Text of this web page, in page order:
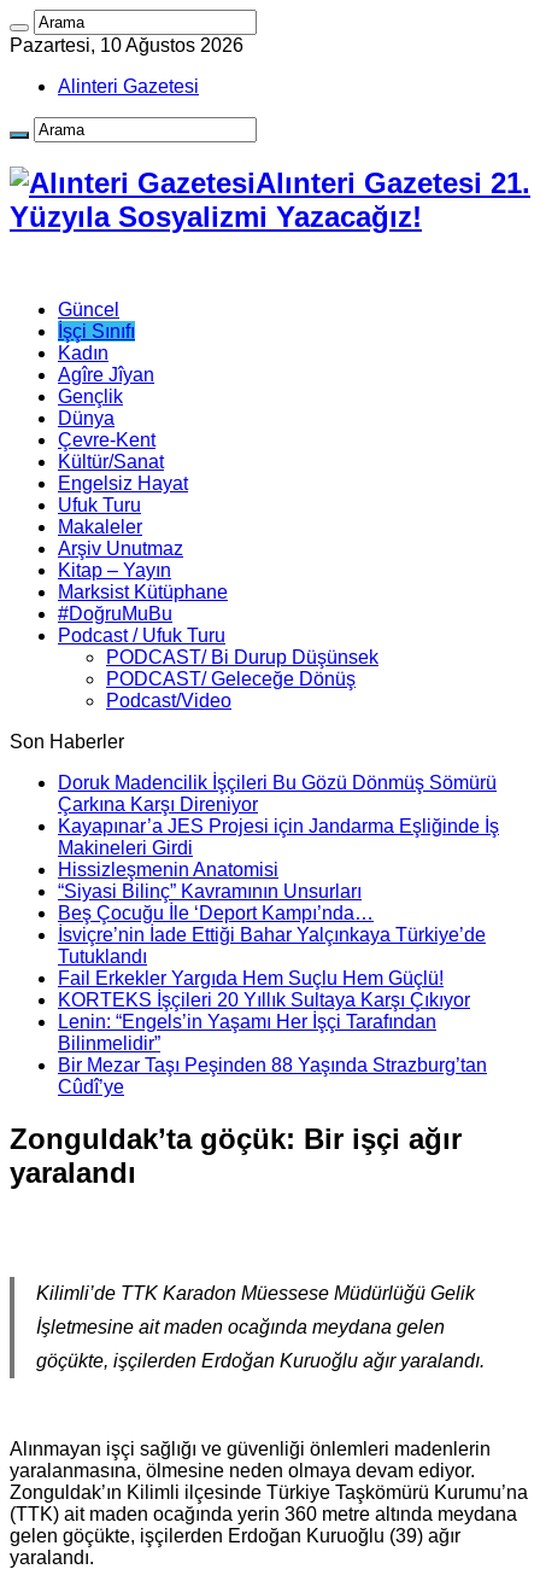
Pazartesi, 10 Ağustos 2026
Alinteri Gazetesi
Alınteri Gazetesi 21.
Yüzyıla Sosyalizmi Yazacağız!
Güncel
İşçi Sınıfı
Kadın
Agîre Jîyan
Gençlik
Dünya
Çevre-Kent
Kültür/Sanat
Engelsiz Hayat
Ufuk Turu
Makaleler
Arşiv Unutmaz
Kitap – Yayın
Marksist Kütüphane
#DoğruMuBu
Podcast / Ufuk Turu
PODCAST/ Bi Durup Düşünsek
PODCAST/ Geleceğe Dönüş
Podcast/Video
Son Haberler
Doruk Madencilik İşçileri Bu Gözü Dönmüş Sömürü
Çarkına Karşı Direniyor
Kayapınar’a JES Projesi için Jandarma Eşliğinde İş
Makineleri Girdi
Hissizleşmenin Anatomisi
“Siyasi Bilinç” Kavramının Unsurları
Beş Çocuğu İle ‘Deport Kampı’nda…
İsviçre’nin İade Ettiği Bahar Yalçınkaya Türkiye’de
Tutuklandı
Fail Erkekler Yargıda Hem Suçlu Hem Güçlü!
KORTEKS İşçileri 20 Yıllık Sultaya Karşı Çıkıyor
Lenin: “Engels’in Yaşamı Her İşçi Tarafından
Bilinmelidir”
Bir Mezar Taşı Peşinden 88 Yaşında Strazburg’tan
Cûdî’ye
Zonguldak’ta göçük: Bir işçi ağır
yaralandı
Kilimli’de TTK Karadon Müessese Müdürlüğü Gelik
İşletmesine ait maden ocağında meydana gelen
göçükte, işçilerden Erdoğan Kuruoğlu ağır yaralandı.
Alınmayan işçi sağlığı ve güvenliği önlemleri madenlerin
yaralanmasına, ölmesine neden olmaya devam ediyor.
Zonguldak’ın Kilimli ilçesinde Türkiye Taşkömürü Kurumu’na
(TTK) ait maden ocağında yerin 360 metre altında meydana
gelen göçükte, işçilerden Erdoğan Kuruoğlu (39) ağır
yaralandı.